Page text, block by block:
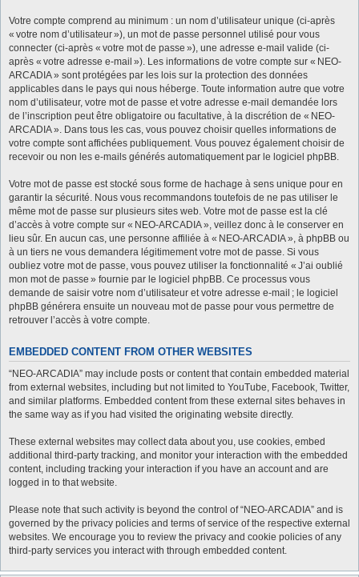
Votre compte comprend au minimum : un nom d’utilisateur unique (ci-après
« votre nom d’utilisateur »), un mot de passe personnel utilisé pour vous
connecter (ci-après « votre mot de passe »), une adresse e-mail valide (ci-
après « votre adresse e-mail »). Les informations de votre compte sur « NEO-
ARCADIA » sont protégées par les lois sur la protection des données
applicables dans le pays qui nous héberge. Toute information autre que votre
nom d’utilisateur, votre mot de passe et votre adresse e-mail demandée lors
de l’inscription peut être obligatoire ou facultative, à la discrétion de « NEO-
ARCADIA ». Dans tous les cas, vous pouvez choisir quelles informations de
votre compte sont affichées publiquement. Vous pouvez également choisir de
recevoir ou non les e-mails générés automatiquement par le logiciel phpBB.
Votre mot de passe est stocké sous forme de hachage à sens unique pour en
garantir la sécurité. Nous vous recommandons toutefois de ne pas utiliser le
même mot de passe sur plusieurs sites web. Votre mot de passe est la clé
d’accès à votre compte sur « NEO-ARCADIA », veillez donc à le conserver en
lieu sûr. En aucun cas, une personne affiliée à « NEO-ARCADIA », à phpBB ou
à un tiers ne vous demandera légitimement votre mot de passe. Si vous
oubliez votre mot de passe, vous pouvez utiliser la fonctionnalité « J’ai oublié
mon mot de passe » fournie par le logiciel phpBB. Ce processus vous
demande de saisir votre nom d’utilisateur et votre adresse e-mail ; le logiciel
phpBB générera ensuite un nouveau mot de passe pour vous permettre de
retrouver l’accès à votre compte.
EMBEDDED CONTENT FROM OTHER WEBSITES
“NEO-ARCADIA” may include posts or content that contain embedded material
from external websites, including but not limited to YouTube, Facebook, Twitter,
and similar platforms. Embedded content from these external sites behaves in
the same way as if you had visited the originating website directly.
These external websites may collect data about you, use cookies, embed
additional third-party tracking, and monitor your interaction with the embedded
content, including tracking your interaction if you have an account and are
logged in to that website.
Please note that such activity is beyond the control of “NEO-ARCADIA” and is
governed by the privacy policies and terms of service of the respective external
websites. We encourage you to review the privacy and cookie policies of any
third-party services you interact with through embedded content.